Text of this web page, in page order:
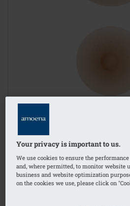
Your privacy is important to us.
We use cookies to ensure the
and, where permitted, to monitor website
business and website optimization
on the cookies we use, please click on